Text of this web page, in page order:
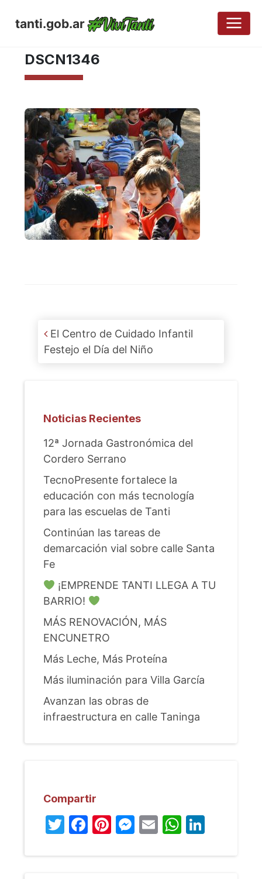
tanti.gob.ar
AGOSTO 28, 2017
DSCN1346
Post navigation
El Centro de Cuidado Infantil
Festejo el Día del Niño
Noticias Recientes
12ª Jornada Gastronómica del
Cordero Serrano
TecnoPresente fortalece la
educación con más tecnología
para las escuelas de Tanti
Continúan las tareas de
demarcación vial sobre calle Santa
Fe
¡EMPRENDE TANTI LLEGA A TU
BARRIO!
MÁS RENOVACIÓN, MÁS
ENCUNETRO
Más Leche, Más Proteína
Más iluminación para Villa García
Avanzan las obras de
infraestructura en calle Taninga
Compartir
Twitter
Facebook
Pinterest
Messenger
Email